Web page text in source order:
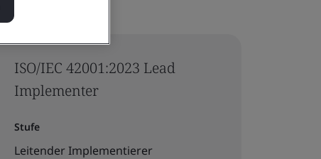
ISO/IEC 42001:2023 Lead
Implementer
Stufe
Leitender Implementierer